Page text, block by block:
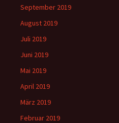
September 2019
August 2019
Juli 2019
Juni 2019
Mai 2019
April 2019
März 2019
Februar 2019